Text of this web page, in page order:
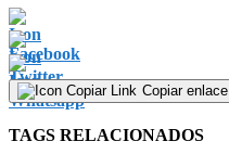
Copiar enlace
TAGS RELACIONADOS